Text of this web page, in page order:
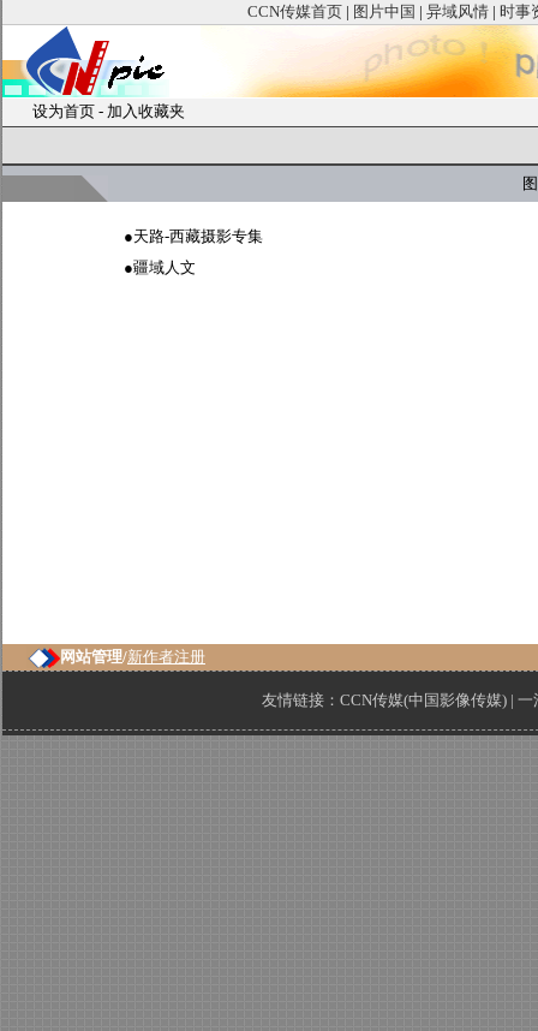
CCN传媒首页 | 图片中国 | 异域风情 | 时事
设为首页 - 加入收藏夹
图
●天路-西藏摄影专集
●疆域人文
网站管理/新作者注册
友情链接： CCN传媒(中国影像传媒) | 一